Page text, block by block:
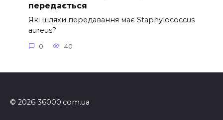
передається
Які шляхи передавання має Staphylococcus
aureus?
0 40
© 2026 36000.com.ua